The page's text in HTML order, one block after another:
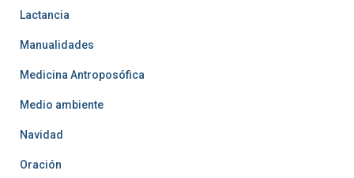
Lactancia
Manualidades
Medicina Antroposófica
Medio ambiente
Navidad
Oración